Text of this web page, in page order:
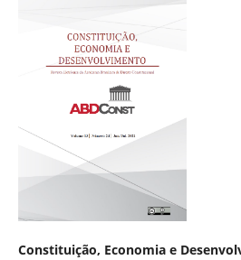
Constituição, Economia e